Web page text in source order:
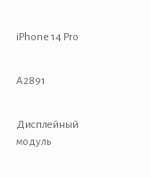
iPhone 14 Pro
A2891
Дисплейный
модуль